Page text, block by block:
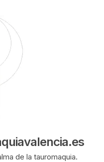
de la tauromaquia.